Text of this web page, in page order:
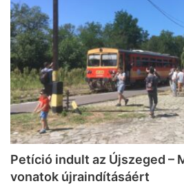
Petíció indult az Újszeged –
vonatok újraindításáért